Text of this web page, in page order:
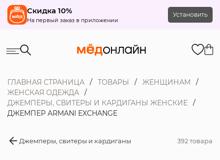
Скидка 10%
На первый заказ в приложении
Установить
ГЛАВНАЯ СТРАНИЦА ТОВАРЫ
ЖЕНЩИНАМ
ЖЕНСКАЯ ОДЕЖДА
ДЖЕМПЕРЫ, СВИТЕРЫ И КАРДИГАНЫ ЖЕНСКИЕ
ДЖЕМПЕР ARMANI EXCHANGE
Джемперы, свитеры и кардиганы 392 товара